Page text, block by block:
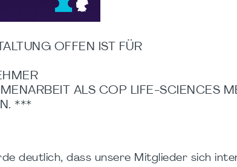
OFFEN IST FÜR
ALS COP LIFE-SCIENCES
***
deutlich, dass unsere Mitglieder sich